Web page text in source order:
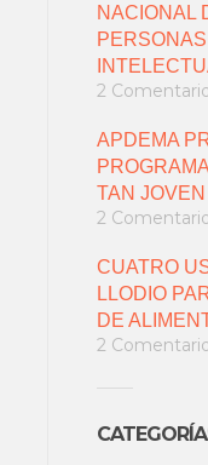
NACIONAL
2
APDEMA
TAN JOVEN
2
CUATRO
LLODIO
DE
2